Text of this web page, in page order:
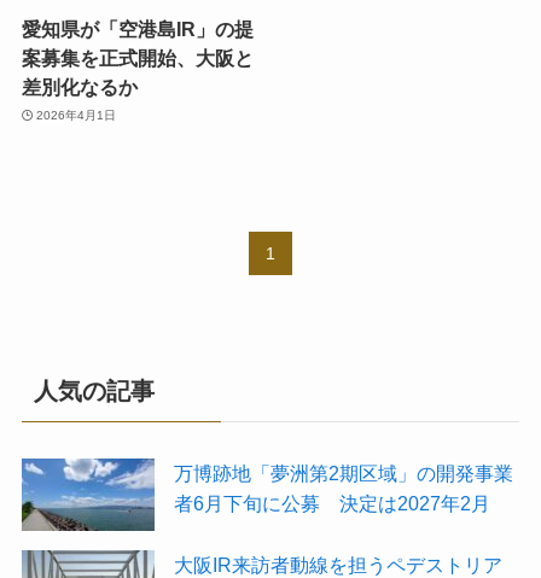
愛知県が「空港島IR」の提
案募集を正式開始、大阪と
差別化なるか
2026年4月1日
1
人気の記事
万博跡地「夢洲第2期区域」の開発事業
者6月下旬に公募 決定は2027年2月
大阪IR来訪者動線を担うペデストリア